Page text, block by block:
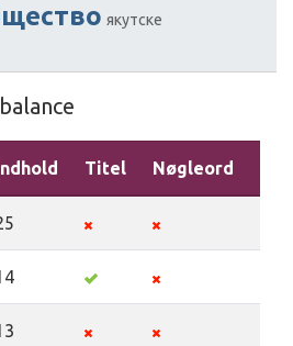
якутске
Titel Nøgleord